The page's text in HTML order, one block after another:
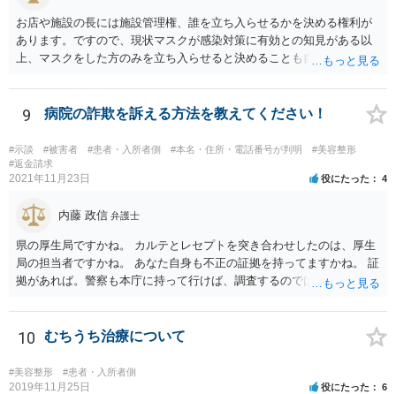
お店や施設の長には施設管理権、誰を立ち入らせるかを決める権利が
あります。ですので、現状マスクが感染対策に有効との知見がある以
上、マスクをした方のみを立ち入らせると決めることも自由であり、
など公益的な側面のある業種ですと、公衆浴場法など各種業法で定め
られた理由以外での利用拒否は禁止されていますし、公の施設でもマ
スクなしだけでの利用拒否は問題となりえますが、民間のお店に対し
ては慰謝料の請求は認められないと考えられます。
9 病院の詐欺を訴える方法を教えてください！
#示談 #被害者 #患者・入所者側 #本名・住所・電話番号が判明
#美容整形
#返金請求
2021年11月23日 役にたった 4
内藤 政信 弁護士
県の厚生局ですかね。 カルテとレセプトを突き合わせしたのは、厚生
局の担当者ですかね。 あなた自身も不正の証拠を持ってますかね。 証
拠があれば。警察も本庁に持って行けば、調査するのではないで すか
で しょう。
10 むちうち治療について
#美容整形 #患者・入所者側
2019年11月25日 役にたった 6